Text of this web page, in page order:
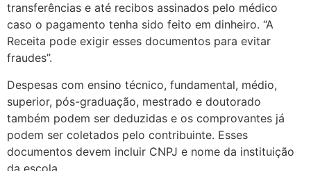
transferências e até recibos assinados pelo médico
caso o pagamento tenha sido feito em dinheiro. “A
Receita pode exigir esses documentos para evitar
fraudes”.
Despesas com ensino técnico, fundamental, médio,
superior, pós-graduação, mestrado e doutorado
também podem ser deduzidas e os comprovantes já
podem ser coletados pelo contribuinte. Esses
documentos devem incluir CNPJ e nome da instituição
da escola.